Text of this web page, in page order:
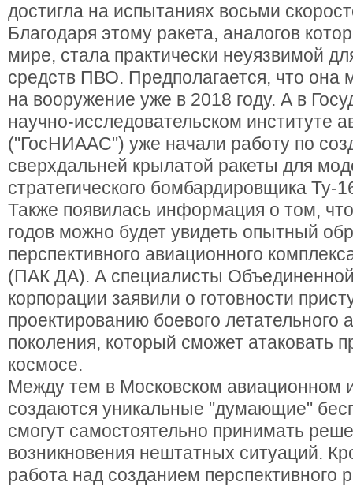
достигла на испытаниях восьми
Благодаря этому ракета, аналогов
мире, стала практически неуязвимой
средств ПВО. Предполагается, что она
на вооружение уже в 2018 году. А в
научно-исследовательском институте
("ГосНИААС") уже начали работу по
сверхдальней крылатой ракеты для
стратегического бомбардировщика Ту-
Также появилась информация о том,
годов можно будет увидеть опытный
перспективного авиационного
(ПАК ДА). А специалисты
корпорации заявили о готовности
проектированию боевого летательного
поколения, который сможет атаковать
космосе.
Между тем в Московском авиационном
создаются уникальные "думающие"
смогут самостоятельно принимать
возникновения нештатных ситуаций.
работа над созданием перспективного